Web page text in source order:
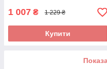
1 007 ₴ 1 229 ₴
Купити